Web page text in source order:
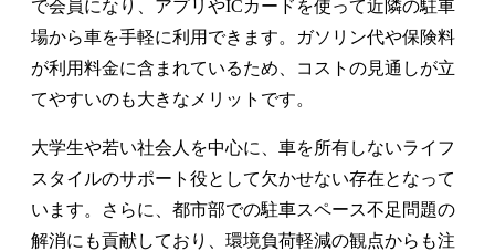
で会員になり、アプリやICカードを使って近隣の駐車
場から車を手軽に利用できます。ガソリン代や保険料
が利用料金に含まれているため、コストの見通しが立
てやすいのも大きなメリットです。
大学生や若い社会人を中心に、車を所有しないライフ
スタイルのサポート役として欠かせない存在となって
います。さらに、都市部での駐車スペース不足問題の
解消にも貢献しており、環境負荷軽減の観点からも注